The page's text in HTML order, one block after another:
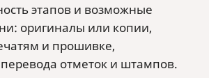
этапов и возможные
оригиналы или копии,
и прошивке,
отметок и штампов.